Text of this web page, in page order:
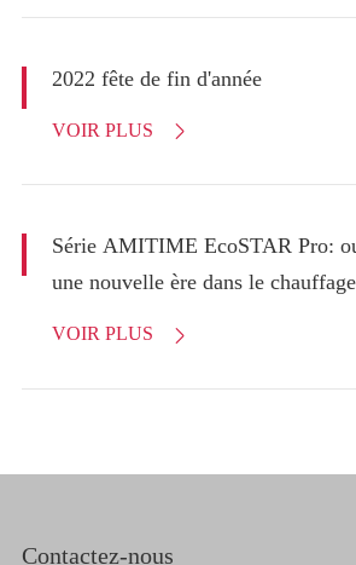
2022 fête de fin d'année
VOIR PLUS 
Série AMITIME EcoSTAR Pro:
une nouvelle ère dans le
VOIR PLUS 
Contactez-nous